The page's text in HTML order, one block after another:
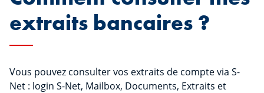
extraits bancaires ?
Vous pouvez consulter vos extraits de compte via S-
Net : login S-Net, Mailbox, Documents, Extraits et